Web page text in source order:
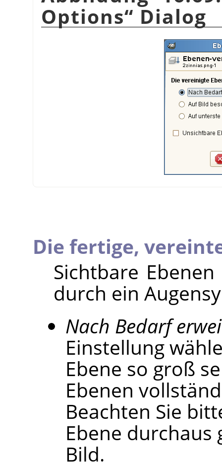
Options“ Dialog
Die fertige,
Sichtbare
durch ein
Nach Bedarf
Einstellung
Ebene so groß
Ebenen
Beachten Sie
Ebene durchaus
Bild.